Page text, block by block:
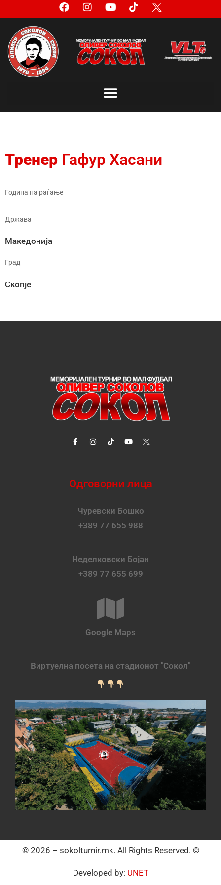
Тренер Гафур Хасани
Година на раѓање
Држава
Македонија
Град
Скопје
Одговорни лица
Чуревски Бошко
+389 77 655 988
Неделковски Бојан
+389 77 655 699
Google Maps
Виртуелна посета на стадионот "Сокол"
© 2026 – sokolturnir.mk. All Rights Reserved. ©
Developed by: UNET